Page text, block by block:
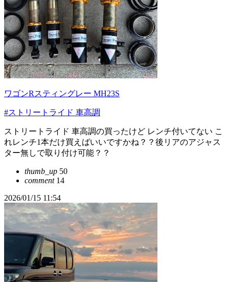
ワゴンRスティングレー MH23S
#ストリートライド 車高調
ストリートライド 車高調の買ったけど レンチ付いてない こ
れレンチ1本だけ買えばいいですかね？？後リアのアジャス
ター無しで取り付け可能？？
thumb_up 50
comment14
2026/01/15 11:54